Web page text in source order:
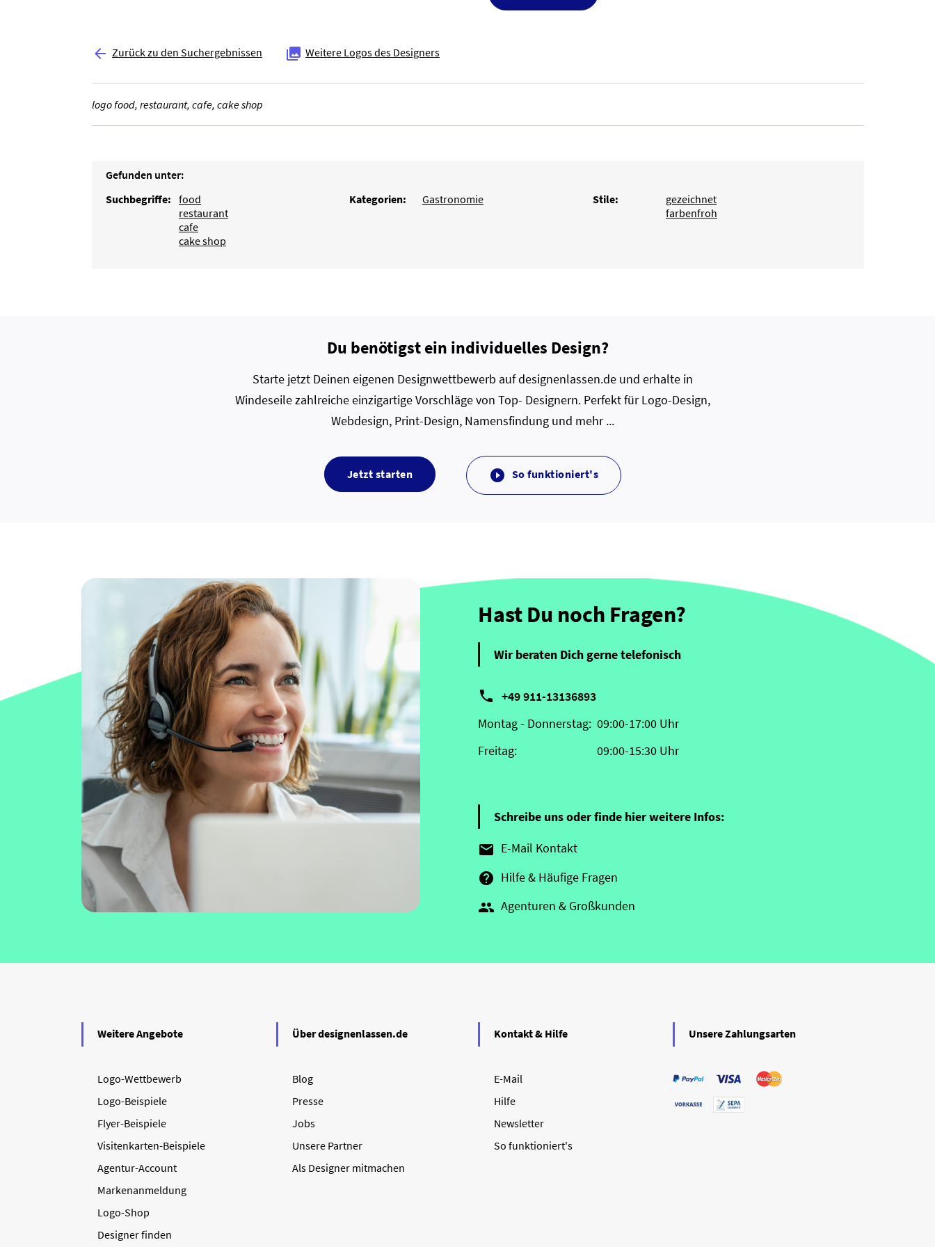
 Zurück zu den Suchergebnissen  Weitere Logos des Designers
logo food, restaurant, cafe, cake shop
Gefunden unter:
Suchbegriffe: food
restaurant
cafe
cake shop
Kategorien: Gastronomie Stile:
gezeichnet
farbenfroh
Du benötigst ein individuelles Design?
Starte jetzt Deinen eigenen Designwettbewerb auf designenlassen.de und erhalte in
Windeseile zahlreiche einzigartige Vorschläge von Top- Designern. Perfekt für Logo-Design,
Webdesign, Print-Design, Namensfindung und mehr ...
Jetzt starten  So funktioniert's
Hast Du noch Fragen?
Wir beraten Dich gerne telefonisch
 +49 911-13136893
Montag - Donnerstag:
Freitag:
09:00-17:00 Uhr
09:00-15:30 Uhr
Schreibe uns oder finde hier weitere Infos:
 E-Mail Kontakt
 Hilfe & Häufige Fragen
 Agenturen & Großkunden
Weitere Angebote
Logo-Wettbewerb
Logo-Beispiele
Flyer-Beispiele
Visitenkarten-Beispiele
Agentur-Account
Markenanmeldung
Logo-Shop
Designer finden
Über designenlassen.de
Blog
Presse
Jobs
Unsere Partner
Als Designer mitmachen
Kontakt & Hilfe
E-Mail
Hilfe
Newsletter
So funktioniert's
Unsere Zahlungsarten